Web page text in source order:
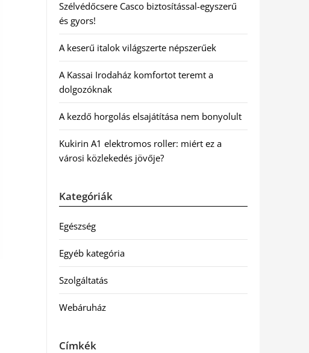
Szélvédőcsere Casco biztosítással-egyszerű
és gyors!
A keserű italok világszerte népszerűek
A Kassai Irodaház komfortot teremt a
dolgozóknak
A kezdő horgolás elsajátítása nem bonyolult
Kukirin A1 elektromos roller: miért ez a
városi közlekedés jövője?
Kategóriák
Egészség
Egyéb kategória
Szolgáltatás
Webáruház
Címkék